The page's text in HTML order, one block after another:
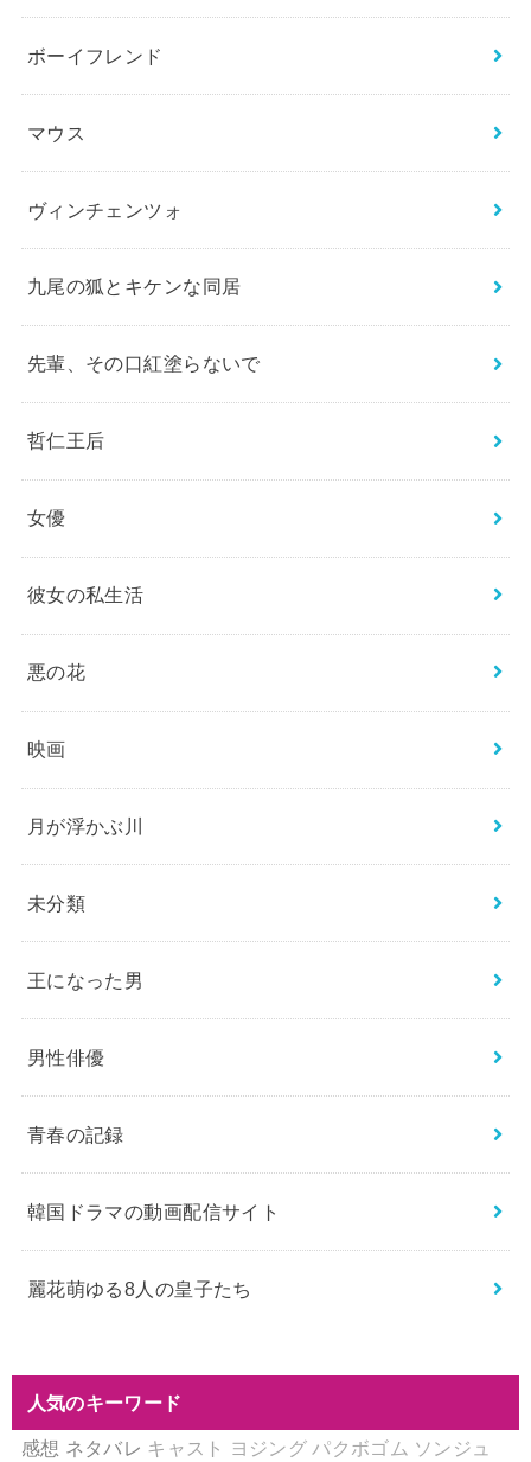
ボーイフレンド
マウス
ヴィンチェンツォ
九尾の狐とキケンな同居
先輩、その口紅塗らないで
哲仁王后
女優
彼女の私生活
悪の花
映画
月が浮かぶ川
未分類
王になった男
男性俳優
青春の記録
韓国ドラマの動画配信サイト
麗花萌ゆる8人の皇子たち
人気のキーワード
感想 ネタバレ キャスト ヨジング パクボゴム ソンジュ